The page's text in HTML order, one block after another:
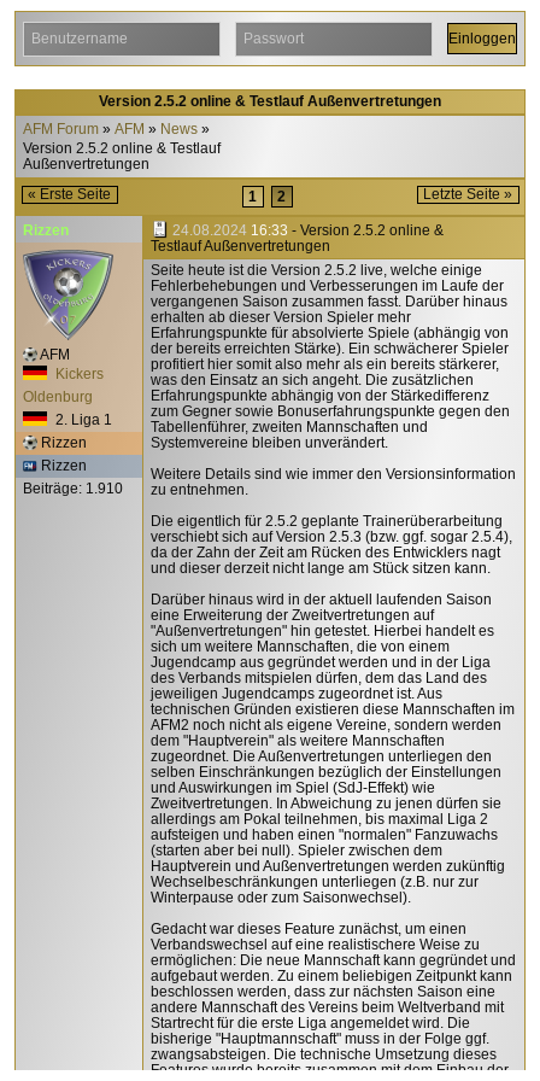
Version 2.5.2 online & Testlauf Außenvertretungen
AFM Forum
AFM
News
Version 2.5.2 online & Testlauf
Außenvertretungen
« Erste Seite
1 2 Letzte Seite »
Rizzen
AFM
Kickers
Oldenburg
2. Liga 1
Rizzen
Rizzen
Beiträge: 1.910
24.08.2024 16:33 - Version 2.5.2 online &
Testlauf Außenvertretungen
Seite heute ist die Version 2.5.2 live, welche einige
Fehlerbehebungen und Verbesserungen im Laufe der
vergangenen Saison zusammen fasst. Darüber hinaus
erhalten ab dieser Version Spieler mehr
Erfahrungspunkte für absolvierte Spiele (abhängig von
der bereits erreichten Stärke). Ein schwächerer Spieler
profitiert hier somit also mehr als ein bereits stärkerer,
was den Einsatz an sich angeht. Die zusätzlichen
Erfahrungspunkte abhängig von der Stärkedifferenz
zum Gegner sowie Bonuserfahrungspunkte gegen den
Tabellenführer, zweiten Mannschaften und
Systemvereine bleiben unverändert.
Weitere Details sind wie immer den Versionsinformation
zu entnehmen.
Die eigentlich für 2.5.2 geplante Trainerüberarbeitung
verschiebt sich auf Version 2.5.3 (bzw. ggf. sogar 2.5.4),
da der Zahn der Zeit am Rücken des Entwicklers nagt
und dieser derzeit nicht lange am Stück sitzen kann.
Darüber hinaus wird in der aktuell laufenden Saison
eine Erweiterung der Zweitvertretungen auf
"Außenvertretungen" hin getestet. Hierbei handelt es
sich um weitere Mannschaften, die von einem
Jugendcamp aus gegründet werden und in der Liga
des Verbands mitspielen dürfen, dem das Land des
jeweiligen Jugendcamps zugeordnet ist. Aus
technischen Gründen existieren diese Mannschaften im
AFM2 noch nicht als eigene Vereine, sondern werden
dem "Hauptverein" als weitere Mannschaften
zugeordnet. Die Außenvertretungen unterliegen den
selben Einschränkungen bezüglich der Einstellungen
und Auswirkungen im Spiel (SdJ-Effekt) wie
Zweitvertretungen. In Abweichung zu jenen dürfen sie
allerdings am Pokal teilnehmen, bis maximal Liga 2
aufsteigen und haben einen "normalen" Fanzuwachs
(starten aber bei null). Spieler zwischen dem
Hauptverein und Außenvertretungen werden zukünftig
Wechselbeschränkungen unterliegen (z.B. nur zur
Winterpause oder zum Saisonwechsel).
Gedacht war dieses Feature zunächst, um einen
Verbandswechsel auf eine realistischere Weise zu
ermöglichen: Die neue Mannschaft kann gegründet und
aufgebaut werden. Zu einem beliebigen Zeitpunkt kann
beschlossen werden, dass zur nächsten Saison eine
andere Mannschaft des Vereins beim Weltverband mit
Startrecht für die erste Liga angemeldet wird. Die
bisherige "Hauptmannschaft" muss in der Folge ggf.
zwangsabsteigen. Die technische Umsetzung dieses
Features wurde bereits zusammen mit dem Einbau der